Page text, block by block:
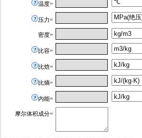
温度=
压力=
密度=
比容=
比焓=
比熵=
内能=
摩尔体积成分=